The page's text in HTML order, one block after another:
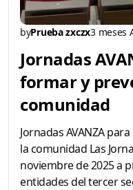
byPrueba zxczx3 meses
Jornadas
formar y
comunidad
Jornadas AVANZA
la comunidad Las
noviembre de 2025 a
entidades del tercer